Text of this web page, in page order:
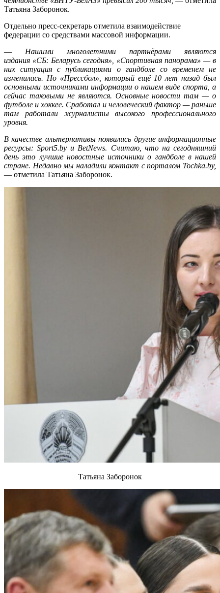
Татьяна Заборонок.
Отдельно пресс-секретарь отметила взаимодействие
федерации со средствами массовой информации.
— Нашими многолетними партнёрами являются
издания «СБ: Беларусь сегодня», «Спортивная панорама» — в
них ситуация с публикациями о гандболе со временем не
изменилась. Но «Прессбол», который ещё 10 лет назад был
основными источниками информации о нашем виде спорта, а
сейчас таковыми не являются. Основные новости там — о
футболе и хоккее. Сработал и человеческий фактор — раньше
там работали журналисты высокого профессионального
уровня.
В качестве альтернативы появились другие информационные
ресурсы: Sport5.by и BetNews. Считаю, что на сегодняшний
день это лучшие новостные источники о гандболе в нашей
стране. Недавно мы наладили контакт с порталом Tochka.by,
— отметила Татьяна Заборонок.
Татьяна Заборонок